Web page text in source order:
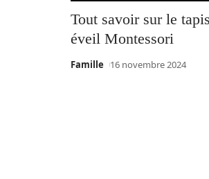
Tout savoir sur le tapis
éveil Montessori
Famille 16 novembre 2024